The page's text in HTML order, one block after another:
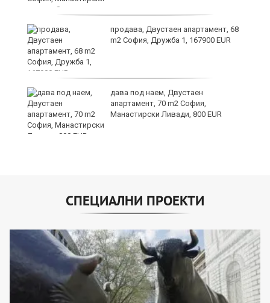
продава, Двустаен апартамент, 68
m2 София, Дружба 1, 167900 EUR
дава под наем, Двустаен
апартамент, 70 m2 София,
Манастирски Ливади, 800 EUR
СПЕЦИАЛНИ ПРОЕКТИ